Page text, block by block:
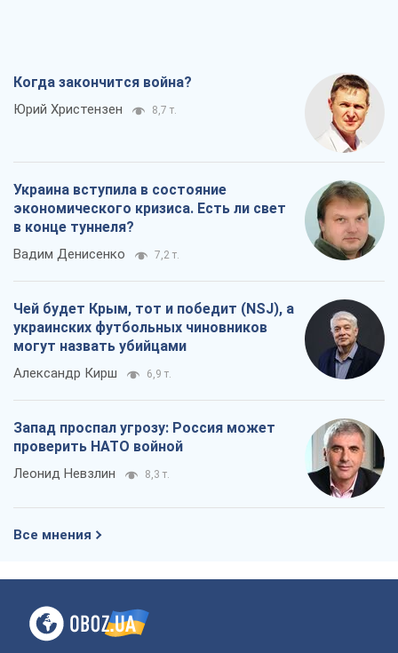
Когда закончится война?
Юрий Христензен 8,7 т.
Украина вступила в состояние
экономического кризиса. Есть ли свет
в конце туннеля?
Вадим Денисенко 7,2 т.
Чей будет Крым, тот и победит (NSJ), а
украинских футбольных чиновников
могут назвать убийцами
Александр Кирш 6,9 т.
Запад проспал угрозу: Россия может
проверить НАТО войной
Леонид Невзлин 8,3 т.
Все мнения